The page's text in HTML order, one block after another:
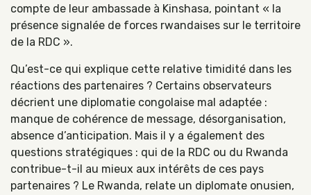
compte de leur ambassade à Kinshasa, pointant « la
présence signalée de forces rwandaises sur le territoire
de la RDC ».
Qu’est-ce qui explique cette relative timidité dans les
réactions des partenaires ? Certains observateurs
décrient une diplomatie congolaise mal adaptée :
manque de cohérence de message, désorganisation,
absence d’anticipation. Mais il y a également des
questions stratégiques : qui de la RDC ou du Rwanda
contribue-t-il au mieux aux intérêts de ces pays
partenaires ? Le Rwanda, relate un diplomate onusien,